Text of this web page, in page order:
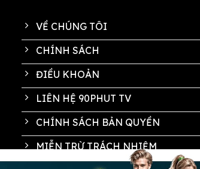
VỀ CHÚNG TÔI
CHÍNH SÁCH
ĐIỀU KHOẢN
LIÊN HỆ 90PHUT TV
CHÍNH SÁCH BẢN QUYỀN
MIỄN TRỪ TRÁCH NHIỆM